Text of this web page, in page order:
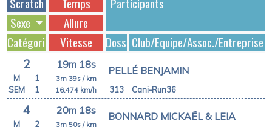
Dossards
Allure
Vitesse
Sexe
Catégorie
Club/Equipe/Assoc./Entreprise
2 19m 18s
313
PELLÉ BENJAMIN
3m 39s / km
16.474 km/h
M
1
SEM
1 Cani-Run36
4 20m 18s BONNARD MICKAËL & LEIA
3m 50s / km
M
2